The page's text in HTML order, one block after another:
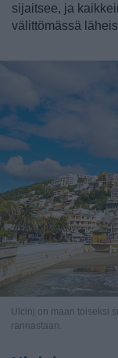
sijaitsee, ja
välittömässä
Ulcinj on maan toiseksi
rannastaan.